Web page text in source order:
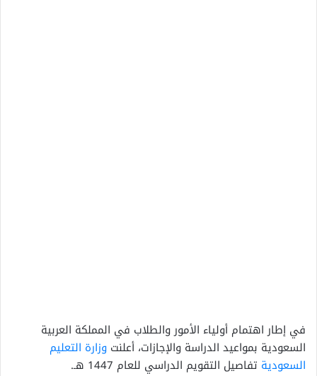
في إطار اهتمام أولياء الأمور والطلاب في المملكة العربية
السعودية بمواعيد الدراسة والإجازات، أعلنت وزارة التعليم
السعودية تفاصيل التقويم الدراسي للعام 1447 هـ.